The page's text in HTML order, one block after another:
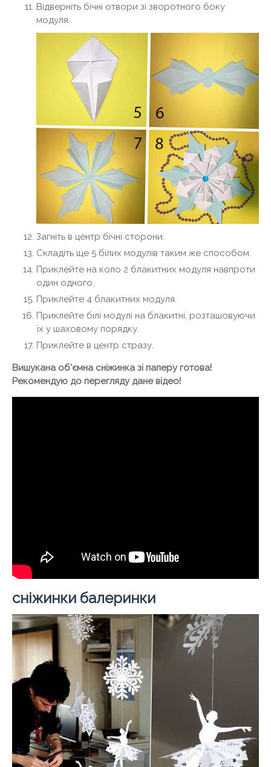
Відверніть бічні отвори зі зворотного боку
модуля.
Загніть в центр бічні сторони.
Складіть ще 5 білих модулів таким же способом.
Приклейте на коло 2 блакитних модуля навпроти
один одного.
Приклейте 4 блакитних модуля.
Приклейте білі модулі на блакитні, розташовуючи
їх у шаховому порядку.
Приклейте в центр стразу.
Вишукана об'ємна сніжинка зі паперу готова!
Рекомендую до перегляду дане відео!
сніжинки балеринки